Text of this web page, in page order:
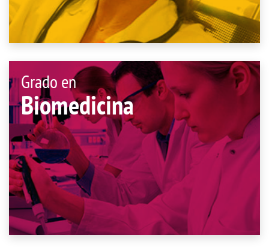
Grado en
Biomedicina